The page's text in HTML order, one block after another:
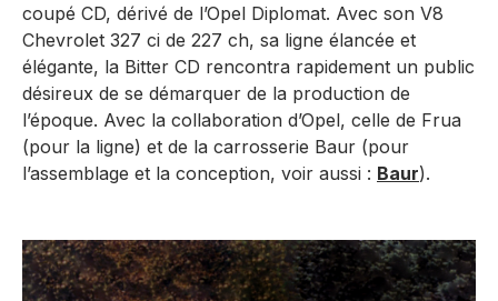
coupé CD, dérivé de l’Opel Diplomat. Avec son V8
Chevrolet 327 ci de 227 ch, sa ligne élancée et
élégante, la Bitter CD rencontra rapidement un public
désireux de se démarquer de la production de
l’époque. Avec la collaboration d’Opel, celle de Frua
(pour la ligne) et de la carrosserie Baur (pour
l’assemblage et la conception, voir aussi : Baur).